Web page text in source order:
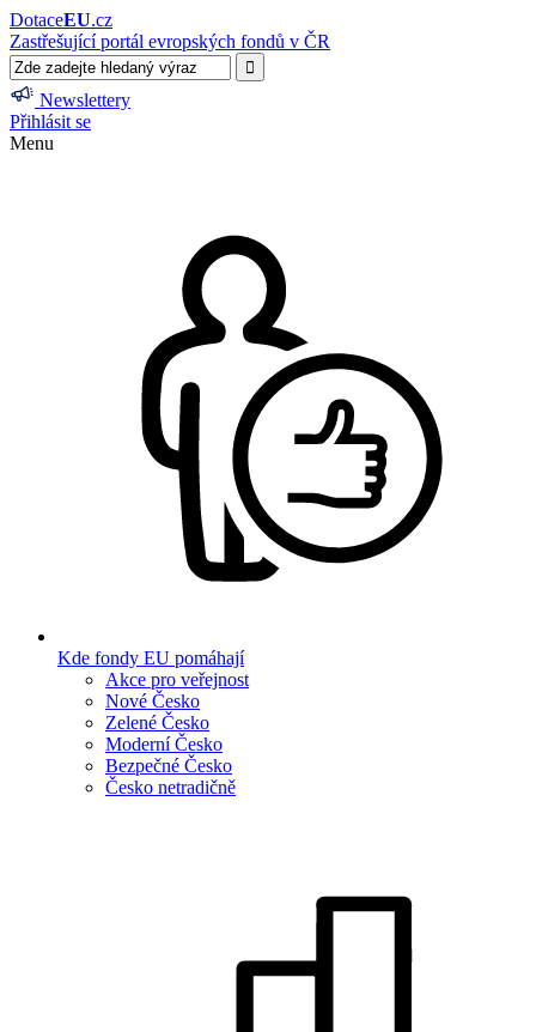
DotaceEU.cz
Zastřešující portál evropských fondů v ČR
Newslettery
Přihlásit se
Menu
Kde fondy EU pomáhají
Akce pro veřejnost
Nové Česko
Zelené Česko
Moderní Česko
Bezpečné Česko
Česko netradičně